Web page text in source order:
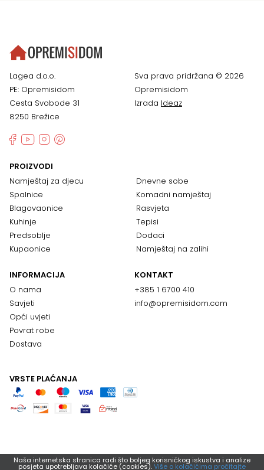
Lagea d.o.o.
PE: Opremisidom
Cesta Svobode 31
8250 Brežice
Sva prava pridržana © 2026
Opremisidom
Izrada Ideaz
PROIZVODI
Namještaj za djecu
Spalnice
Blagovaonice
Kuhinje
Predsoblje
Kupaonice
Dnevne sobe
Komadni namještaj
Rasvjeta
Tepisi
Dodaci
Namještaj na zalihi
INFORMACIJA
O nama
Savjeti
Opći uvjeti
Povrat robe
Dostava
KONTAKT
+385 1 6700 410
info@opremisidom.com
VRSTE PLAĆANJA
Naša internetska stranica radi što boljeg korisničkog iskustva i analize
posjeta upotrebljava kolačiće (cookies).Više o kolačićima pročitajte